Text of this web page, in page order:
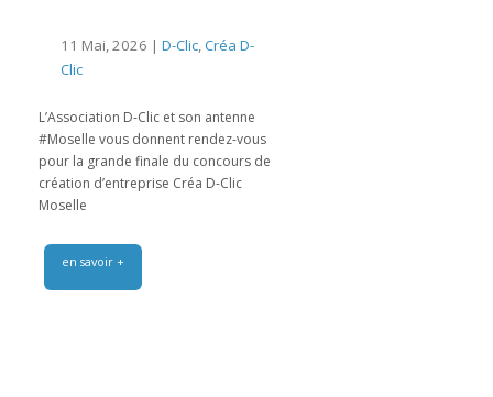
11 Mai, 2026 | D-Clic,Créa D-
Clic
L’Association D-Clic et son antenne
#Moselle vous donnent rendez-vous
pour la grande finale du concours de
création d’entreprise Créa D-Clic
Moselle
en savoir +